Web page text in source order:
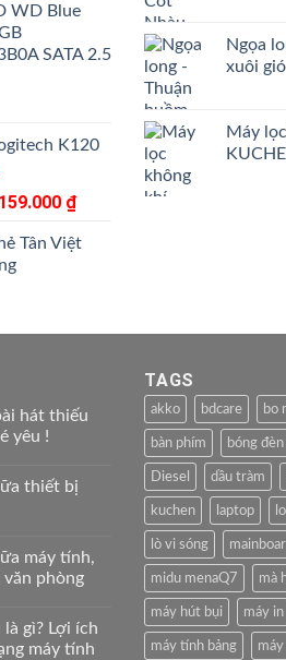
WD Blue
SATA 2.5
K120
Giá
₫.
159.000 ₫Giá
tại
Tân Việt
Ngọa
xuôi gió
Máy
hát thiếu
yêu !
thiết bị
máy tính,
phòng
gì? Lợi ích
máy tính
TAGS
akko bdcare bo
bàn phím bóng
Diesel dầu tràm
kuchen laptop
lò vi sóng
midu menaQ7 mà
máy hút bụi máy in
máy tính bảng